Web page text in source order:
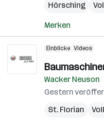
Hörsching
Merken
Einblicke Videos
Wacker Neuson
Gestern
St. Florian